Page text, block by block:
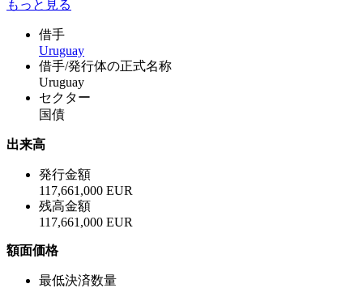
もっと見る
借手
Uruguay
借手/発行体の正式名称
Uruguay
セクター
国債
出来高
発行金額
117,661,000 EUR
残高金額
117,661,000 EUR
額面価格
最低決済数量